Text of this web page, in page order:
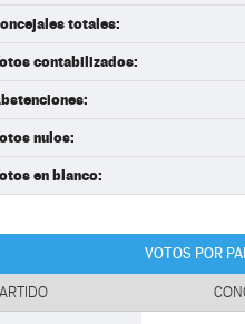
totales:
contabilizados:
nulos:
en blanco:
VOTOS POR